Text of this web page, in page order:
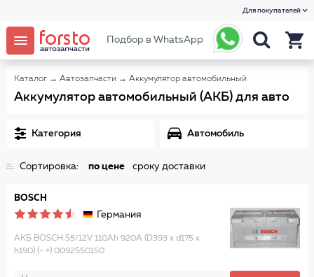
Для покупателей
Подбор в WhatsApp
Каталог → Автозапчасти → Аккумулятор автомобильный
Аккумулятор автомобильный (АКБ) для авто
Категория Автомобиль
Сортировка: по цене сроку доставки
BOSCH
Германия
АКБ BOSCH S5/12V 110Ah 920A (D393 x d175 x
h190) (- +) 0092S50150